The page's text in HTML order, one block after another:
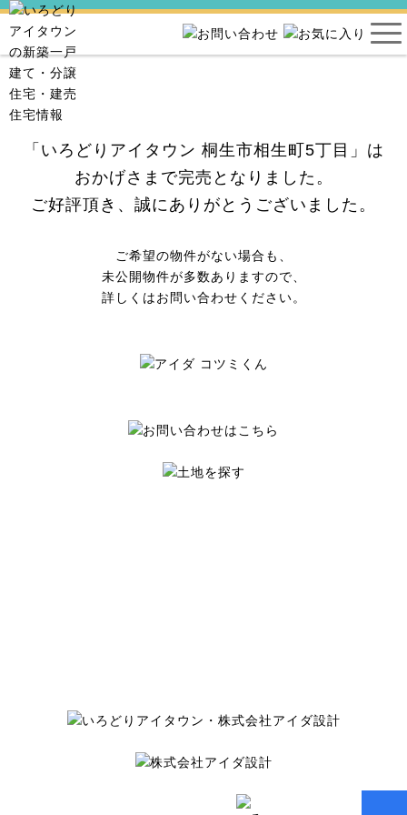
「いろどりアイタウン 桐生市相生町5丁目」は
おかげさまで完売となりました。
ご好評頂き、誠にありがとうございました。
ご希望の物件がない場合も、
未公開物件が多数ありますので、
詳しくはお問い合わせください。